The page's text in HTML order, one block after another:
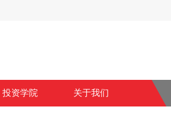
投资学院 关于我们